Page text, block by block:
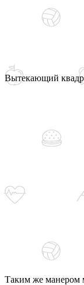
Вытекающий
Таким же манером